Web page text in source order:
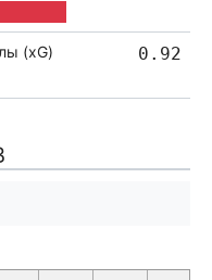
(xG) 0.92